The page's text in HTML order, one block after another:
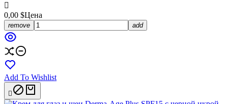

0,00 $Цена
remove add
Add To Wishlist
